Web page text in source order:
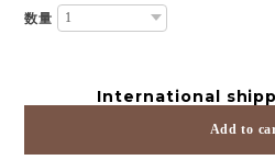
数量
International
Add to